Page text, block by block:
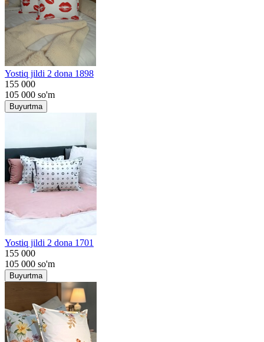
Yostiq jildi 2 dona 1898
155 000
105 000 so'm
Buyurtma
Yostiq jildi 2 dona 1701
155 000
105 000 so'm
Buyurtma